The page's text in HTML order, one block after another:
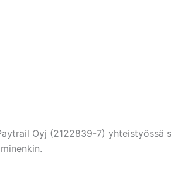
Oyj (2122839-7) yhteistyössä